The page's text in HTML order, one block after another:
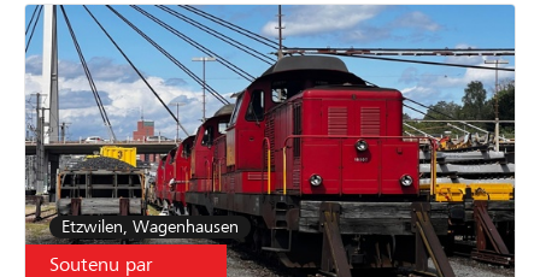
Etzwilen, Wagenhausen
Soutenu par